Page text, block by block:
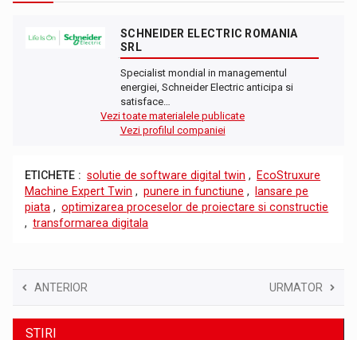
SCHNEIDER ELECTRIC ROMANIA
SRL
Specialist mondial in managementul
energiei, Schneider Electric anticipa si
satisface…
Vezi toate materialele publicate
Vezi profilul companiei
ETICHETE : solutie de software digital twin ,
EcoStruxure
Machine Expert Twin , punere in functiune ,
lansare pe
piata , optimizarea proceselor de proiectare si constructie
, transformarea digitala
ANTERIOR URMATOR
STIRI